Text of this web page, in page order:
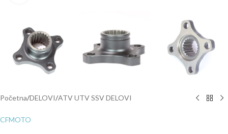
Početna/DELOVI/ATV UTV SSV DELOVI
CFMOTO